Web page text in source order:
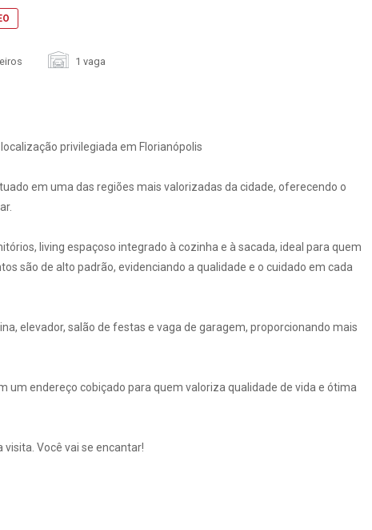
1 vaga
privilegiada em Florianópolis
em uma das regiões mais valorizadas da cidade, oferecendo o
living espaçoso integrado à cozinha e à sacada, ideal para quem
são de alto padrão, evidenciando a qualidade e o cuidado em cada
elevador, salão de festas e vaga de garagem, proporcionando mais
um endereço cobiçado para quem valoriza qualidade de vida e ótima
Você vai se encantar!